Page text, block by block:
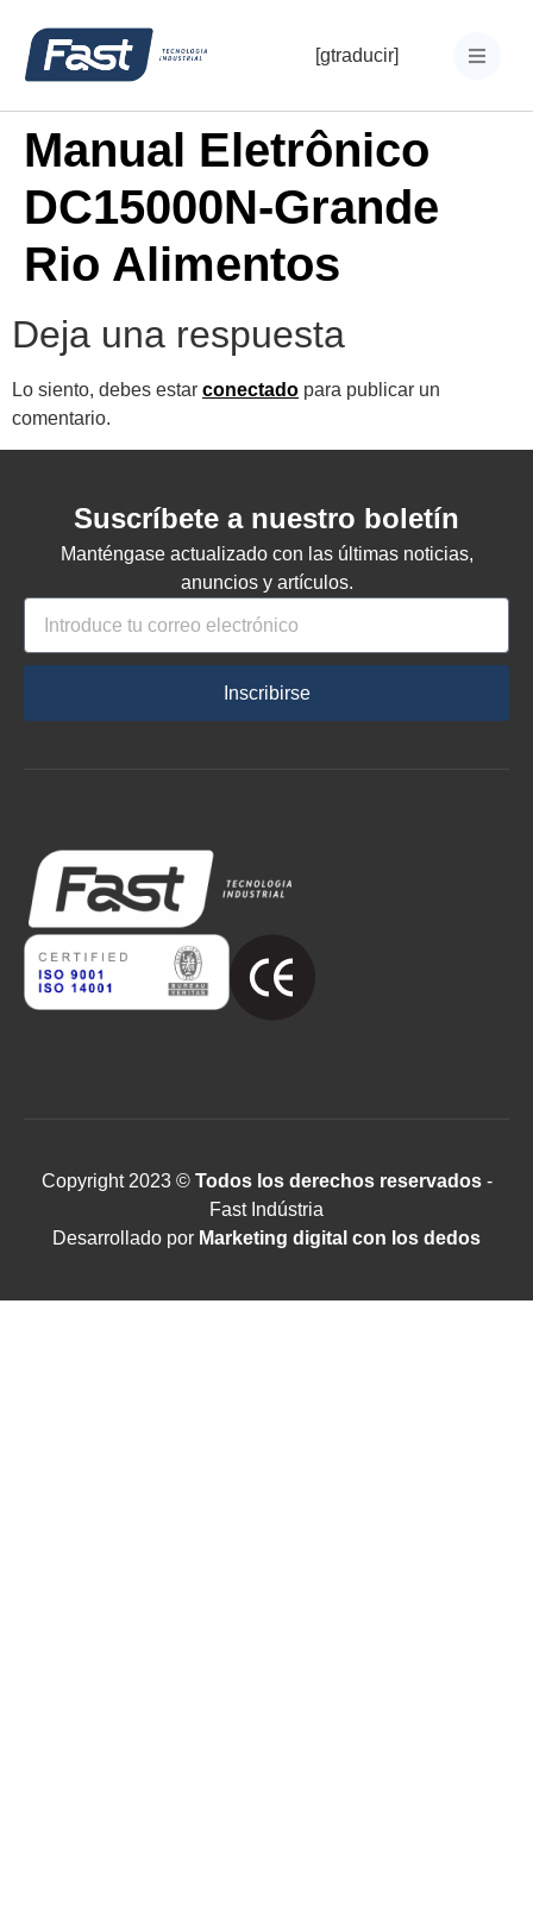
[gtraducir]
Manual Eletrônico
DC15000N-Grande
Rio Alimentos
Deja una respuesta
Lo siento, debes estar conectado para publicar un
comentario.
Suscríbete a nuestro boletín
Manténgase actualizado con las últimas noticias,
anuncios y artículos.
Inscribirse
Copyright 2023 © Todos los derechos reservados-
Fast Indústria
Desarrollado por Marketing digital con los dedos